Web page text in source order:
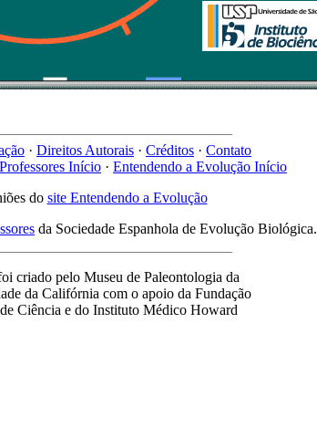
· Direitos Autorais · Créditos · Contato
Início · Entendendo a Evolução Início
do site Entendendo a Evolução
da Sociedade Espanhola de Evolução Biológica.
criado pelo Museu de Paleontologia da
da Califórnia com o apoio da Fundação
Ciência e do Instituto Médico Howard